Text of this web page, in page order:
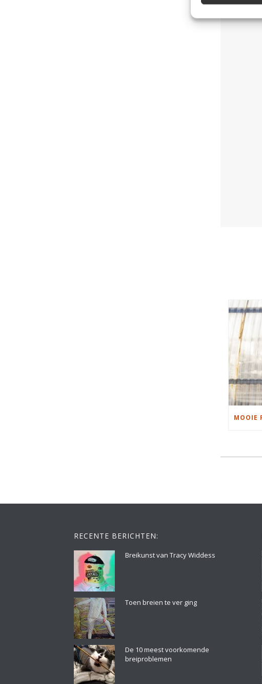
RECENTE BERICHTEN:
Breikunst van Tracy Widdess
Toen breien te ver ging
De 10 meest voorkomende
breiproblemen